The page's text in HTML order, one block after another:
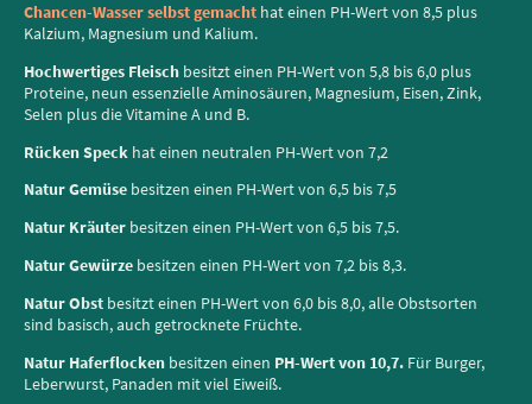
Chancen-Wasser selbst gemacht hat einen PH-Wert von 8,5 plus
Kalzium, Magnesium und Kalium.
Hochwertiges Fleisch besitzt einen PH-Wert von 5,8 bis 6,0 plus
Proteine, neun essenzielle Aminosäuren, Magnesium, Eisen, Zink,
Selen plus die Vitamine A und B.
Rücken Speck hat einen neutralen PH-Wert von 7,2
Natur Gemüse besitzen einen PH-Wert von 6,5 bis 7,5
Natur Kräuter besitzen einen PH-Wert von 6,5 bis 7,5.
Natur Gewürze besitzen einen PH-Wert von 7,2 bis 8,3.
Natur Obst besitzt einen PH-Wert von 6,0 bis 8,0,alle Obstsorten
sind basisch, auch getrocknete Früchte.
Natur Haferflocken besitzen einen PH-Wert von 10,7. Für Burger,
Leberwurst, Panaden mit viel Eiweiß.